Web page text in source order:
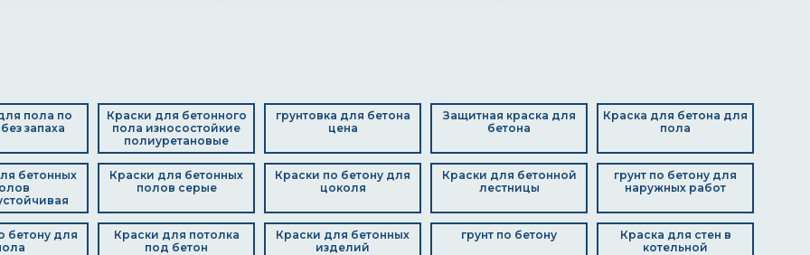
пола по
запаха
Краски для бетонного
пола износостойкие
полиуретановые
грунтовка для бетона
цена
Защитная краска для
бетона
Краска для бетона для
пола
бетонных
Краски для бетонных
полов серые
Краски по бетону для
цоколя
Краски для бетонной
лестницы
грунт по бетону для
наружных работ
бетону для
Краски для потолка
под бетон
Краски для бетонных
изделий
грунт по бетону
Краска для стен в
котельной